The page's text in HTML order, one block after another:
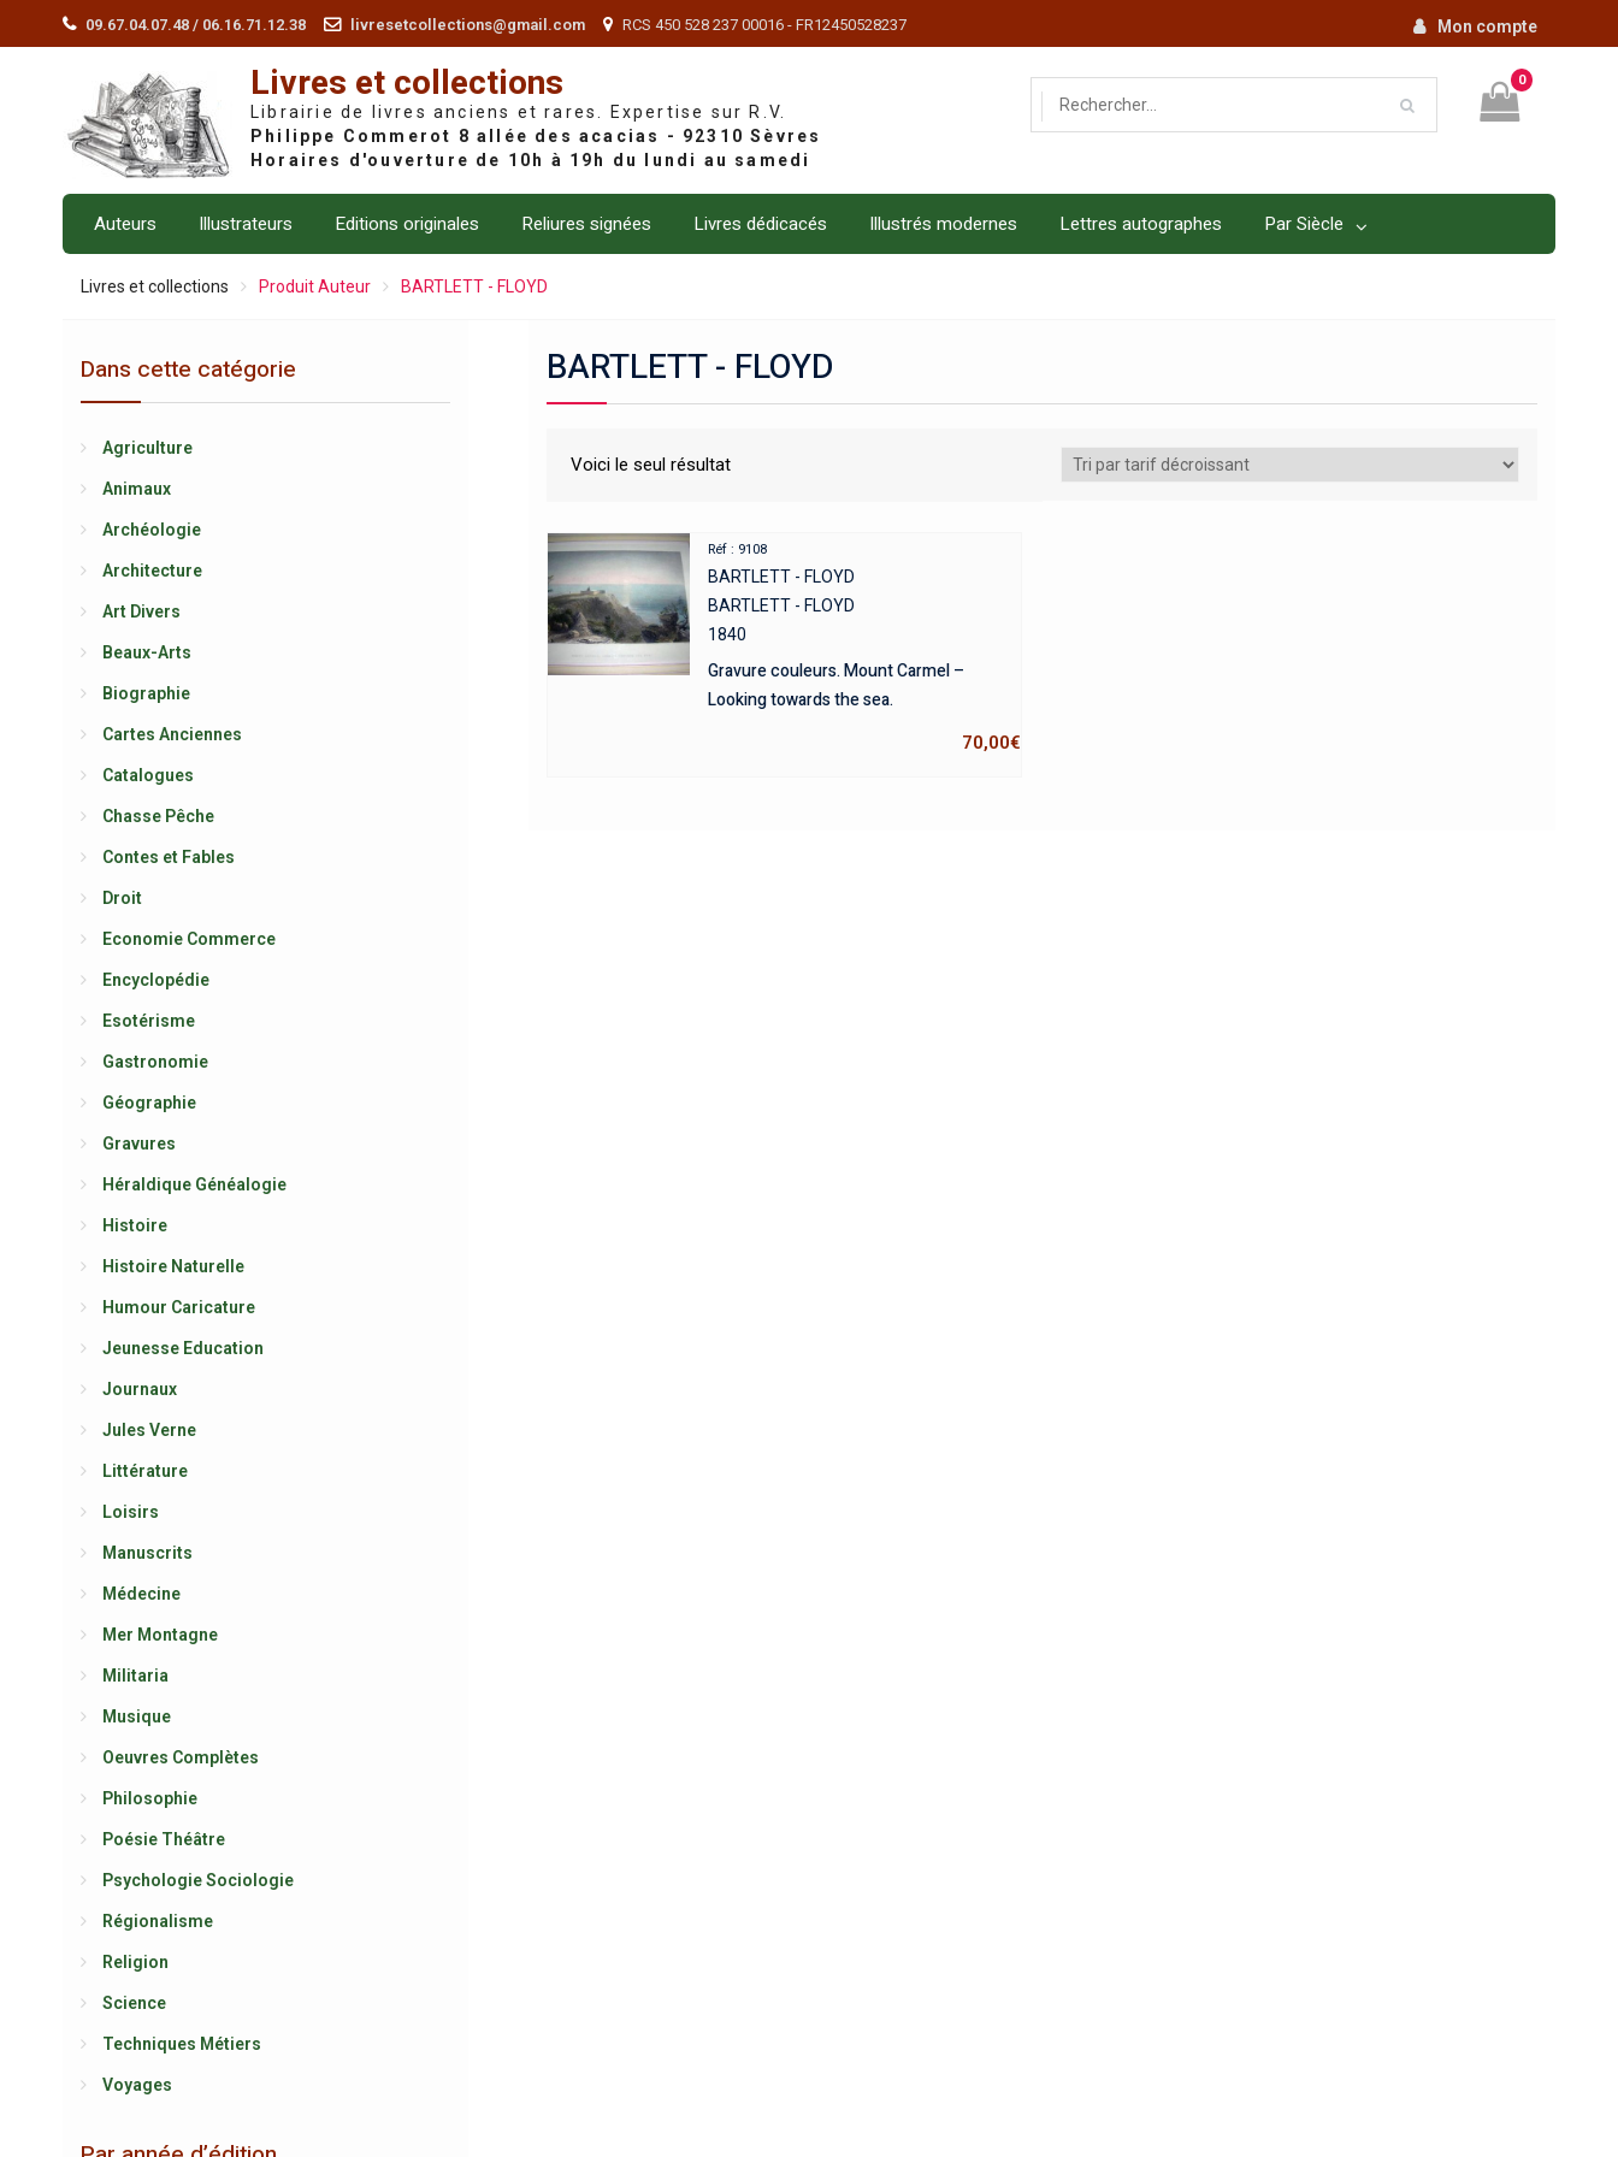
09.67.04.07.48 / 06.16.71.12.38 livresetcollections@gmail.com RCS 450 528 237 00016 - FR12450528237 Mon compte
Livres et collections
Librairie de livres anciens et rares. Expertise sur R.V.
0
Auteurs Illustrateurs Editions originales Reliures signées Livres dédicacés Illustrés modernes Lettres autographes Par Siècle
Livres et collections Produit Auteur BARTLETT - FLOYD
BARTLETT - FLOYD
Voici le seul résultat
Réf : 9108
BARTLETT - FLOYD
BARTLETT - FLOYD
1840
Gravure couleurs. Mount Carmel –
Looking towards the sea.
70,00€
Dans cette catégorie
Agriculture
Animaux
Archéologie
Architecture
Art Divers
Beaux-Arts
Biographie
Cartes Anciennes
Catalogues
Chasse Pêche
Contes et Fables
Droit
Economie Commerce
Encyclopédie
Esotérisme
Gastronomie
Géographie
Gravures
Héraldique Généalogie
Histoire
Histoire Naturelle
Humour Caricature
Jeunesse Education
Journaux
Jules Verne
Littérature
Loisirs
Manuscrits
Médecine
Mer Montagne
Militaria
Musique
Oeuvres Complètes
Philosophie
Poésie Théâtre
Psychologie Sociologie
Régionalisme
Religion
Science
Techniques Métiers
Voyages